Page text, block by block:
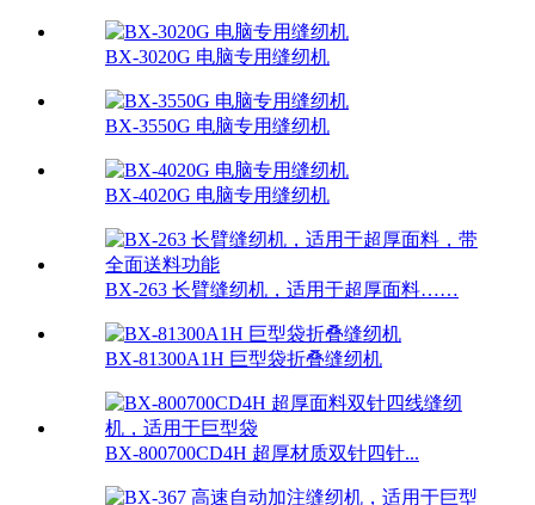
BX-3020G 电脑专用缝纫机
BX-3550G 电脑专用缝纫机
BX-4020G 电脑专用缝纫机
BX-263 长臂缝纫机，适用于超厚面料……
BX-81300A1H 巨型袋折叠缝纫机
BX-800700CD4H 超厚材质双针四针...